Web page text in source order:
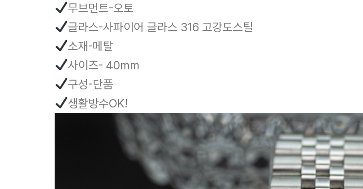
무브먼트-오토
글라스-사파이어 글라스 316 고강도스틸
소재-메탈
사이즈- 40mm
구성-단품
생활방수OK!